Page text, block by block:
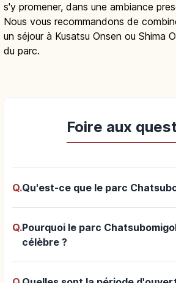
s'y promener, dans une ambiance
Nous vous recommandons de
un séjour à Kusatsu Onsen ou Shima
du parc.
Foire aux
Q.Qu'est-ce que le parc
Q.Pourquoi le parc
célèbre ?